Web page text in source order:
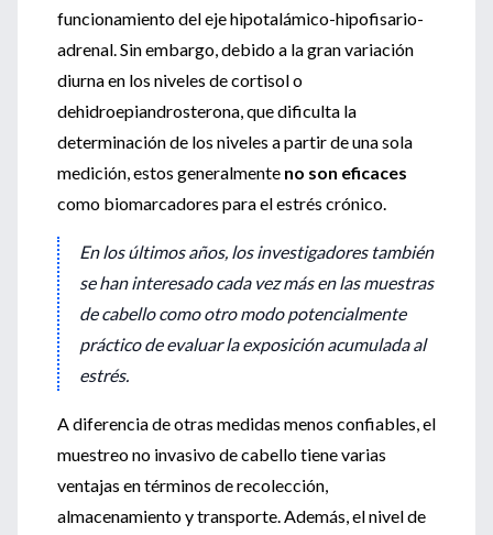
funcionamiento del eje hipotalámico-hipofisario-
adrenal. Sin embargo, debido a la gran variación
diurna en los niveles de cortisol o
dehidroepiandrosterona, que dificulta la
determinación de los niveles a partir de una sola
medición, estos generalmente no son eficaces
como biomarcadores para el estrés crónico.
En los últimos años, los investigadores también
se han interesado cada vez más en las muestras
de cabello como otro modo potencialmente
práctico de evaluar la exposición acumulada al
estrés.
A diferencia de otras medidas menos confiables, el
muestreo no invasivo de cabello tiene varias
ventajas en términos de recolección,
almacenamiento y transporte. Además, el nivel de